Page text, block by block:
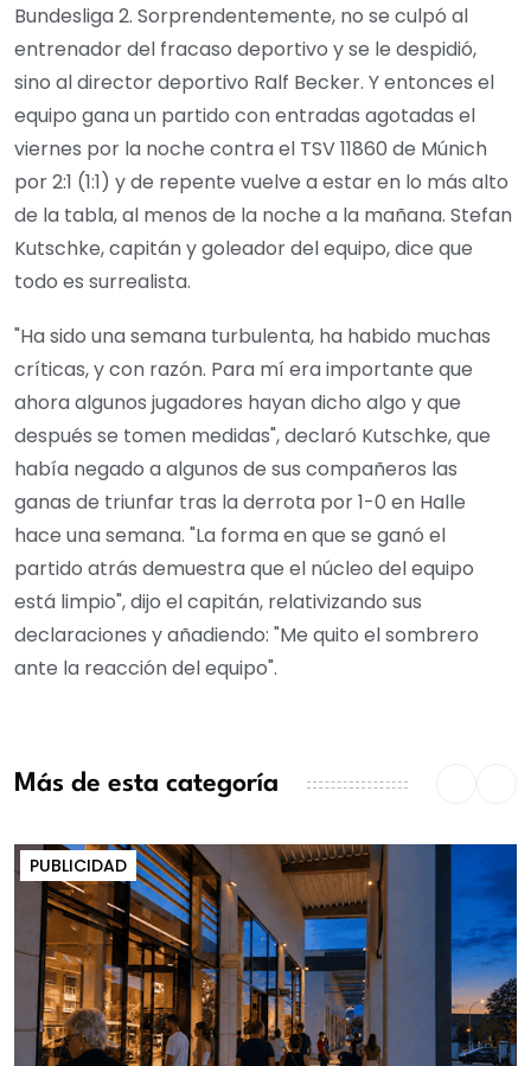
Bundesliga 2. Sorprendentemente, no se culpó al
entrenador del fracaso deportivo y se le despidió,
sino al director deportivo Ralf Becker. Y entonces el
equipo gana un partido con entradas agotadas el
viernes por la noche contra el TSV 11860 de Múnich
por 2:1 (1:1) y de repente vuelve a estar en lo más alto
de la tabla, al menos de la noche a la mañana. Stefan
Kutschke, capitán y goleador del equipo, dice que
todo es surrealista.
"Ha sido una semana turbulenta, ha habido muchas
críticas, y con razón. Para mí era importante que
ahora algunos jugadores hayan dicho algo y que
después se tomen medidas", declaró Kutschke, que
había negado a algunos de sus compañeros las
ganas de triunfar tras la derrota por 1-0 en Halle
hace una semana. "La forma en que se ganó el
partido atrás demuestra que el núcleo del equipo
está limpio", dijo el capitán, relativizando sus
declaraciones y añadiendo: "Me quito el sombrero
ante la reacción del equipo".
Más de esta categoría
PUBLICIDAD